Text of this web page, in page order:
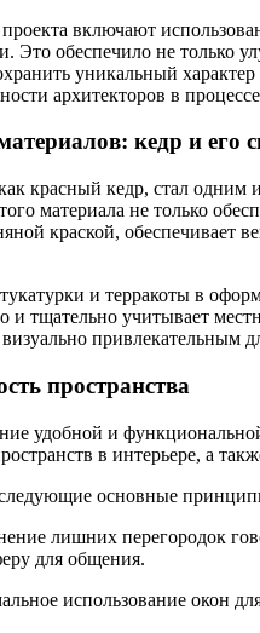
включают
Это обеспечило не только
уникальный
архитекторов в
кедр и его
красный кедр, стал одним
материала не только
краской, обеспечивает
и терракоты в
и тщательно учитывает
визуально
пространства
удобной и
в интерьере, а
основные
лишних перегородок
для общения.
использование окон